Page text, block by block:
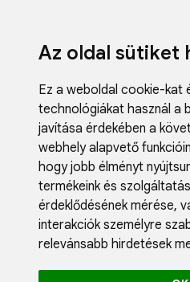
Az oldal sütiket
Ez a weboldal cookie-kat
technológiákat használ a
javítása érdekében a
webhely alapvető
hogy jobb élményt
termékeink és
érdeklődésének mérése,
interakciók személyre
relevánsabb hirdetések